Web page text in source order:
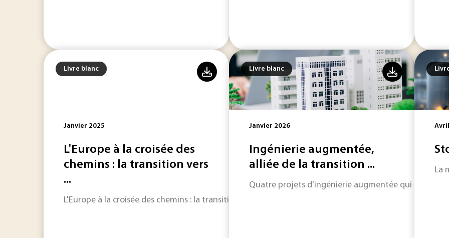
Livre blanc
Janvier 2025
L'Europe à la croisée des
chemins : la transition vers
...
L'Europe à la croisée des chemins : la transition vers une mobilité verte
Livre blanc
Janvier 2026
Ingénierie augmentée,
alliée de la transition ...
Quatre projets d'ingénierie augmentée qui
La